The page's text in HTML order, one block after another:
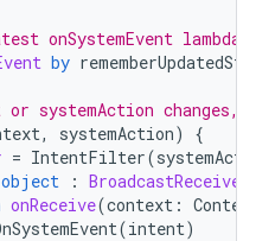
onSystemEvent
by
systemAction changes,
, systemAction)
{
= IntentFilter(
object : BroadcastReceiver
onReceive(context :
(intent)